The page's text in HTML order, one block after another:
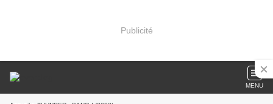
Publicité
MENU